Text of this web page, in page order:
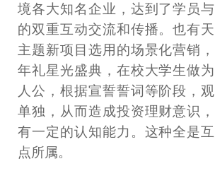
境各大知名企业，达到了学员
的双重互动交流和传播。也有
主题新项目选用的场景化营销
年礼星光盛典，在校大学生做
人公，根据宣誓誓词等阶段，
单独，从而造成投资理财意识
有一定的认知能力。这种全是
点所属。